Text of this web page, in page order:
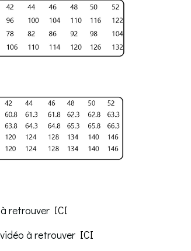
retrouver ICI
à retrouver ICI